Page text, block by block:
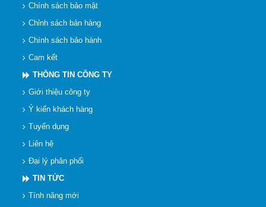
Chính sách bảo mật
Chỉnh sách bán hàng
Chính sách bảo hành
Cam kết
THÔNG TIN CÔNG TY
Giới thiệu công ty
Ý kiến khách hàng
Tuyển dụng
Liên hệ
Đại lý phân phối
TIN TỨC
Tính năng mới